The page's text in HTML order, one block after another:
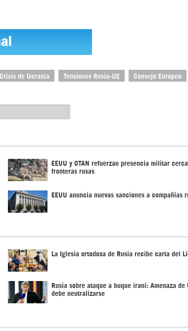
Crisis de Ucrania Tensiones Rusia-UE Consejo Europeo
EEUU y OTAN refuerzan presencia militar
fronteras rusas
EEUU anuncia nuevas sanciones a compañías
La Iglesia ortodoxa de Rusia recibe carta del
Rusia sobre ataque a buque iraní: Amenaza de
debe neutralizarse